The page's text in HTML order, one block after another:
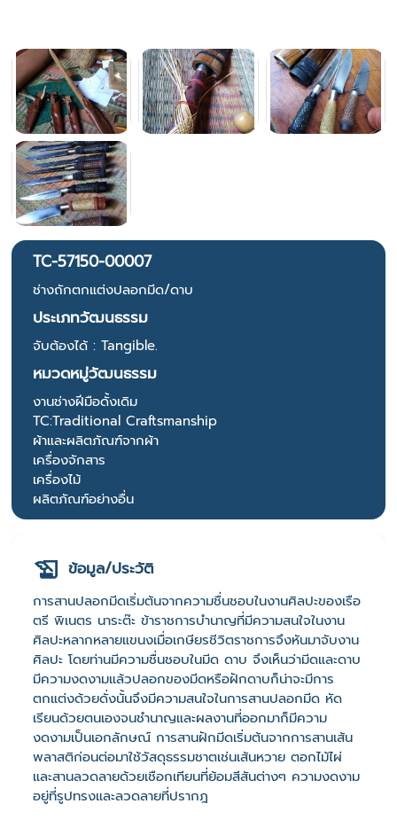
TC-57150-00007
ช่างถักตกแต่งปลอกมีด/ดาบ
ประเภทวัฒนธรรม
จับต้องได้ : Tangible.
หมวดหมู่วัฒนธรรม
งานช่างฝีมือดั้งเดิม
TC:Traditional Craftsmanship
ผ้าและผลิตภัณฑ์จากผ้า
เครื่องจักสาร
เครื่องไม้
ผลิตภัณฑ์อย่างอื่น
ข้อมูล/ประวัติ
การสานปลอกมีดเริ่มต้นจากความชื่นชอบในงานศิลปะของเรือ
ตรี พิเนตร นาระต๊ะ ข้าราชการบำนาญที่มีความสนใจในงาน
ศิลปะหลากหลายแขนงเมื่อเกษียรชีวิตราชการจึงหันมาจับงาน
ศิลปะ โดยท่านมีความชื่นชอบในมีด ดาบ จึงเห็นว่ามีดและดาบ
มีความงดงามแล้วปลอกของมีดหรือฝักดาบก็น่าจะมีการ
ตกแต่งด้วยดั่งนั้นจึงมีความสนใจในการสานปลอกมีด หัด
เรียนด้วยตนเองจนชำนาญและผลงานที่ออกมาก็มีความ
งดงามเป็นเอกลักษณ์ การสานฝักมีดเริ่มต้นจากการสานเส้น
พลาสติก่อนต่อมาใช้วัสดุธรรมชาตเช่นเส้นหวาย ตอกไม้ไผ่
และสานลวดลายด้วยเชือกเทียนที่ย้อมสีสันต่างๆ ความงดงาม
อยู่ที่รูปทรงและลวดลายที่ปรากฎ